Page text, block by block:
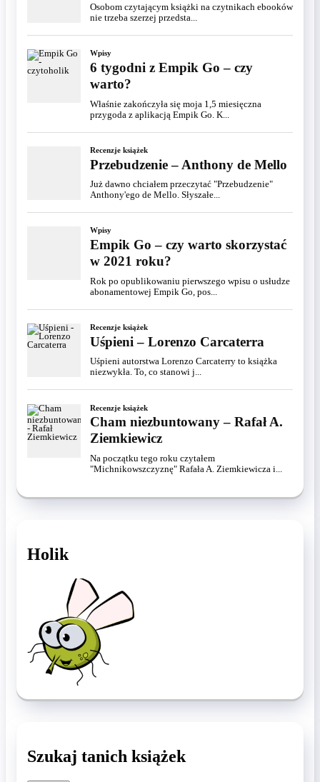
Osobom czytającym książki na czytnikach ebooków
nie trzeba szerzej przedsta...
Wpisy
6 tygodni z Empik Go – czy
warto?
Właśnie zakończyła się moja 1,5 miesięczna
przygoda z aplikacją Empik Go. K...
Recenzje książek
Przebudzenie – Anthony de Mello
Już dawno chciałem przeczytać "Przebudzenie"
Anthony'ego de Mello. Słyszałe...
Wpisy
Empik Go – czy warto skorzystać
w 2021 roku?
Rok po opublikowaniu pierwszego wpisu o usłudze
abonamentowej Empik Go, pos...
Recenzje książek
Uśpieni – Lorenzo Carcaterra
Uśpieni autorstwa Lorenzo Carcaterry to książka
niezwykła. To, co stanowi j...
Recenzje książek
Cham niezbuntowany – Rafał A.
Ziemkiewicz
Na początku tego roku czytałem
"Michnikowszczyznę" Rafała A. Ziemkiewicza i...
Holik
Szukaj tanich książek